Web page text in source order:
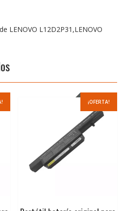
LENOVO L12D2P31,LENOVO
¡OFERTA!